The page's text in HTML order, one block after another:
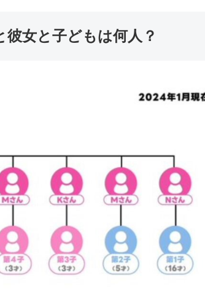
女と子どもは何人？